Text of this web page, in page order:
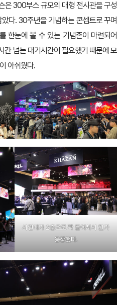
은 300부스 규모의 대형 전시관을 구성
다. 30주년을 기념하는 콘셉트로 꾸며
한눈에 볼 수 있는 기념존이 마련되어
간 넘는 대기시간이 필요했기 때문에 모
아쉬웠다.
시연대가 2층으로 꽉 들어서서 뭔가
웅장했다.